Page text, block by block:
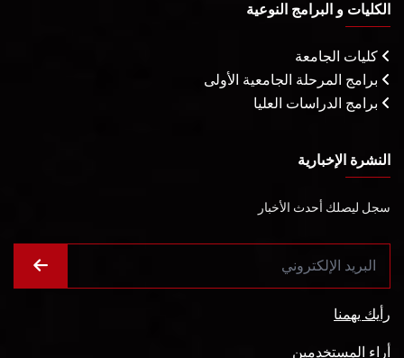
الكليات و البرامج النوعية
كليات الجامعة
برامج المرحلة الجامعية الأولى
برامج الدراسات العليا
النشرة الإخبارية
سجل ليصلك أحدث الأخبار
رأيك يهمنا
أراء المستخدمين